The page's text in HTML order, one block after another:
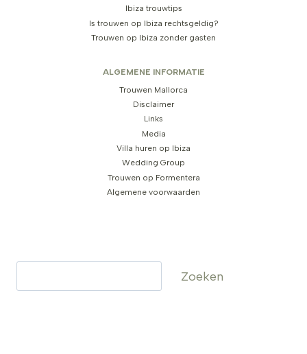
Ibiza trouwtips
Is trouwen op Ibiza rechtsgeldig?
Trouwen op Ibiza zonder gasten
ALGEMENE INFORMATIE
Trouwen Mallorca
Disclaimer
Links
Media
Villa huren op Ibiza
Wedding Group
Trouwen op Formentera
Algemene voorwaarden
Zoeken